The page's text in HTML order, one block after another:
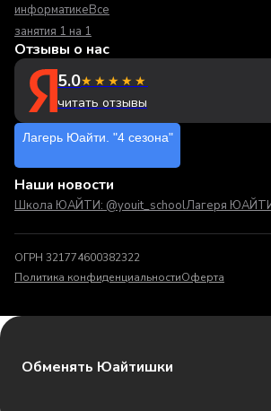
информатикеВсе
занятия 1 на 1
Отзывы о нас
5.0★★★★★
читать отзывы
Лагерь Юайти. "4 сезона"
Наши новости
Школа ЮАЙТИ: @youit_schoolЛагеря
ОГРН 321774600382322
Политика конфиденциальностиОферта
Обменять Юайтишки